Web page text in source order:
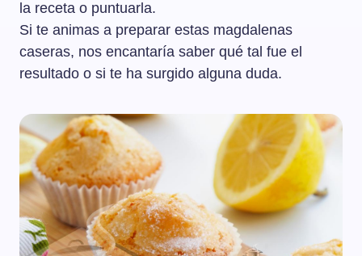
la receta o puntuarla.
Si te animas a preparar estas magdalenas
caseras, nos encantaría saber qué tal fue el
resultado o si te ha surgido alguna duda.